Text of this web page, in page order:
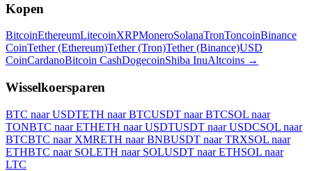
Kopen
BitcoinEthereumLitecoinXRPMoneroSolanaTronToncoinBinance
CoinTether (Ethereum)Tether (Tron)Tether (Binance)USD
CoinCardanoBitcoin CashDogecoinShiba InuAltcoins →
Wisselkoersparen
BTC naar USDTETH naar BTCUSDT naar BTCSOL naar
TONBTC naar ETHETH naar USDTUSDT naar USDCSOL naar
BTCBTC naar XMRETH naar BNBUSDT naar TRXSOL naar
ETHBTC naar SOLETH naar SOLUSDT naar ETHSOL naar
LTC